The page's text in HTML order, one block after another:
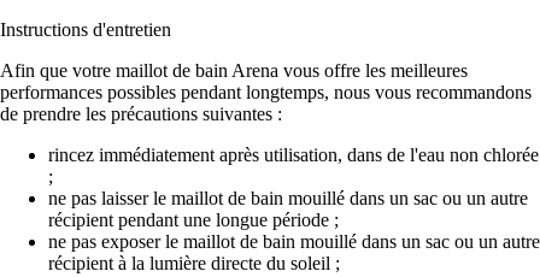
Instructions d'entretien
Afin que votre maillot de bain Arena vous offre les meilleures
performances possibles pendant longtemps, nous vous recommandons
de prendre les précautions suivantes :
rincez immédiatement après utilisation, dans de l'eau non chlorée
;
ne pas laisser le maillot de bain mouillé dans un sac ou un autre
récipient pendant une longue période ;
ne pas exposer le maillot de bain mouillé dans un sac ou un autre
récipient à la lumière directe du soleil ;